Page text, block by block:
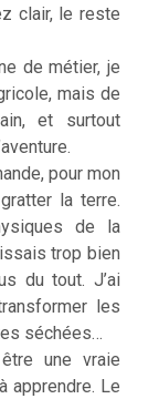
clair, le reste
de métier, je
mais de
et surtout
pour mon
la terre.
de la
trop bien
du tout. J’ai
les
séchées…
une vraie
apprendre. Le